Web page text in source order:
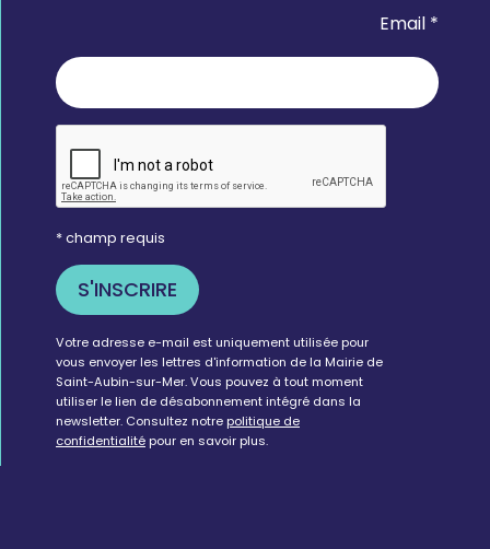
Email *
* champ requis
Votre adresse e-mail est uniquement utilisée pour
vous envoyer les lettres d'information de la Mairie de
Saint-Aubin-sur-Mer. Vous pouvez à tout moment
utiliser le lien de désabonnement intégré dans la
newsletter. Consultez notrepolitique de
confidentialitépour en savoir plus.